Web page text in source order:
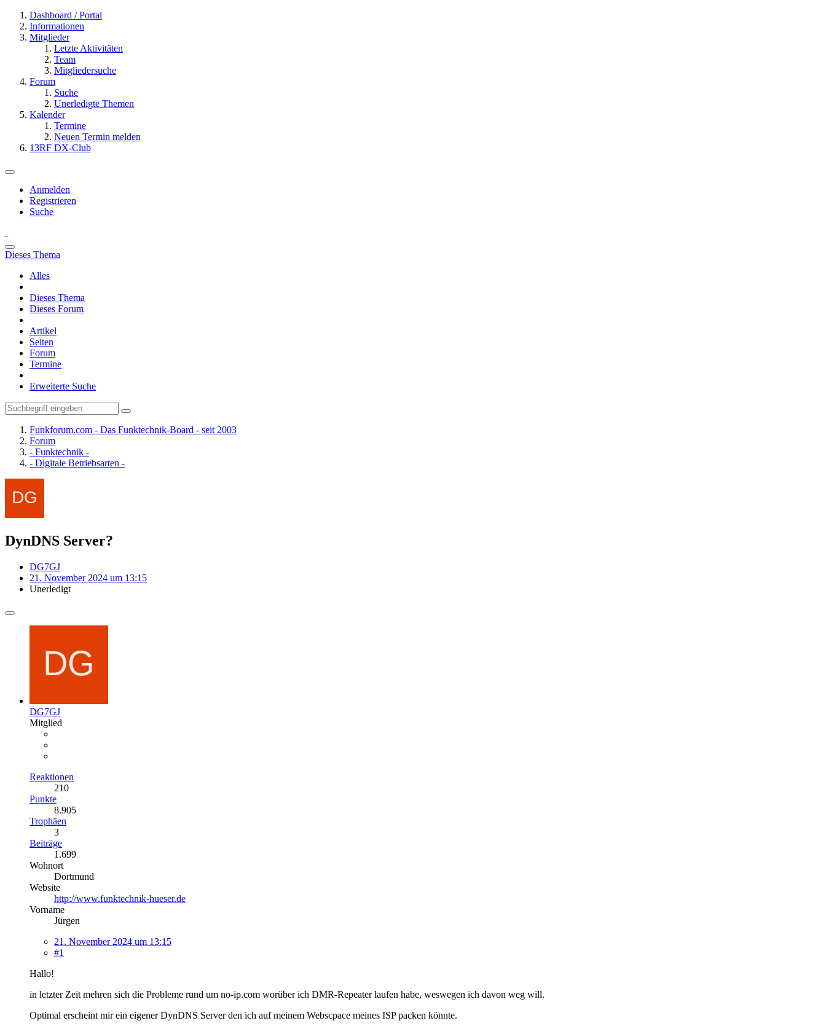
Dashboard / Portal
Informationen
Mitglieder
Letzte Aktivitäten
Team
Mitgliedersuche
Forum
Suche
Unerledigte Themen
Kalender
Termine
Neuen Termin melden
13RF DX-Club
Anmelden
Registrieren
Suche
Dieses Thema
Alles
Dieses Thema
Dieses Forum
Artikel
Seiten
Forum
Termine
Erweiterte Suche
Funkforum.com - Das Funktechnik-Board - seit 2003
Forum
- Funktechnik -
- Digitale Betriebsarten -
DynDNS Server?
DG7GJ
21. November 2024 um 13:15
Unerledigt
DG7GJ
Mitglied
Reaktionen
210
Punkte
8.905
Trophäen
3
Beiträge
1.699
Wohnort
Dortmund
Website
http://www.funktechnik-hueser.de
Vorname
Jürgen
21. November 2024 um 13:15
#1
Hallo!
in letzter Zeit mehren sich die Probleme rund um no-ip.com worüber ich DMR-Repeater laufen habe, weswegen ich davon weg will.
Optimal erscheint mir ein eigener DynDNS Server den ich auf meinem Webscpace meines ISP packen könnte.